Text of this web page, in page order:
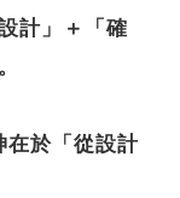
計」＋「確
於「從設計